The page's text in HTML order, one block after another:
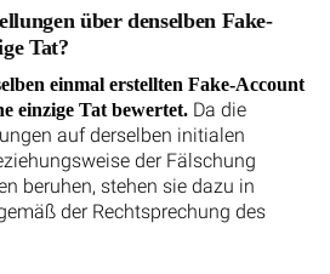
über denselben Fake-
Tat?
einmal erstellten Fake-Account
einzige Tat bewertet. Da die
auf derselben initialen
der Fälschung
beruhen, stehen sie dazu in
der Rechtsprechung des